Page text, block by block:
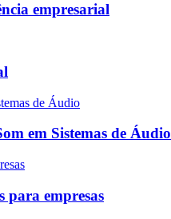
empresarial
em Sistemas de Áudio
para empresas